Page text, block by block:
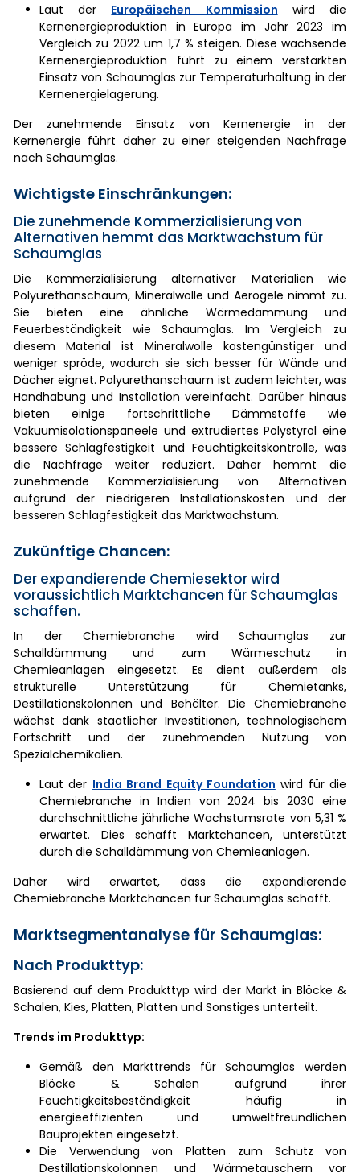
Laut der Europäischen Kommission wird die
Kernenergieproduktion in Europa im Jahr 2023 im
Vergleich zu 2022 um 1,7 % steigen. Diese wachsende
Kernenergieproduktion führt zu einem verstärkten
Einsatz von Schaumglas zur Temperaturhaltung in der
Kernenergielagerung.
Der zunehmende Einsatz von Kernenergie in der
Kernenergie führt daher zu einer steigenden Nachfrage
nach Schaumglas.
Wichtigste Einschränkungen:
Die zunehmende Kommerzialisierung von
Alternativen hemmt das Marktwachstum für
Schaumglas
Die Kommerzialisierung alternativer Materialien wie
Polyurethanschaum, Mineralwolle und Aerogele nimmt zu.
Sie bieten eine ähnliche Wärmedämmung und
Feuerbeständigkeit wie Schaumglas. Im Vergleich zu
diesem Material ist Mineralwolle kostengünstiger und
weniger spröde, wodurch sie sich besser für Wände und
Dächer eignet. Polyurethanschaum ist zudem leichter, was
Handhabung und Installation vereinfacht. Darüber hinaus
bieten einige fortschrittliche Dämmstoffe wie
Vakuumisolationspaneele und extrudiertes Polystyrol eine
bessere Schlagfestigkeit und Feuchtigkeitskontrolle, was
die Nachfrage weiter reduziert. Daher hemmt die
zunehmende Kommerzialisierung von Alternativen
aufgrund der niedrigeren Installationskosten und der
besseren Schlagfestigkeit das Marktwachstum.
Zukünftige Chancen:
Der expandierende Chemiesektor wird
voraussichtlich Marktchancen für Schaumglas
schaffen.
In der Chemiebranche wird Schaumglas zur
Schalldämmung und zum Wärmeschutz in
Chemieanlagen eingesetzt. Es dient außerdem als
strukturelle Unterstützung für Chemietanks,
Destillationskolonnen und Behälter. Die Chemiebranche
wächst dank staatlicher Investitionen, technologischem
Fortschritt und der zunehmenden Nutzung von
Spezialchemikalien.
Laut der India Brand Equity Foundation wird für die
Chemiebranche in Indien von 2024 bis 2030 eine
durchschnittliche jährliche Wachstumsrate von 5,31 %
erwartet. Dies schafft Marktchancen, unterstützt
durch die Schalldämmung von Chemieanlagen.
Daher wird erwartet, dass die expandierende
Chemiebranche Marktchancen für Schaumglas schafft.
Marktsegmentanalyse für Schaumglas:
Nach Produkttyp:
Basierend auf dem Produkttyp wird der Markt in Blöcke &
Schalen, Kies, Platten, Platten und Sonstiges unterteilt.
Trends im Produkttyp:
Gemäß den Markttrends für Schaumglas werden
Blöcke & Schalen aufgrund ihrer
Feuchtigkeitsbeständigkeit häufig in
energieeffizienten und umweltfreundlichen
Bauprojekten eingesetzt.
Die Verwendung von Platten zum Schutz von
Destillationskolonnen und Wärmetauschern vor